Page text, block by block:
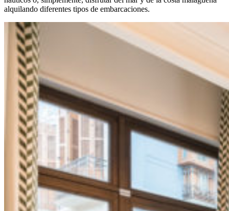
alquilando diferentes tipos de embarcaciones.